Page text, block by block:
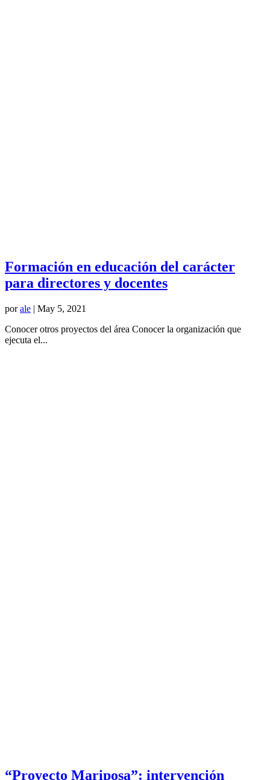
Formación en educación del carácter
para directores y docentes
porale | May 5, 2021
Conocer otros proyectos del área Conocer la organización que
ejecuta el...
“Proyecto Mariposa”: intervención